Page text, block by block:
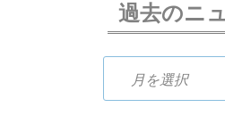
過去のニ